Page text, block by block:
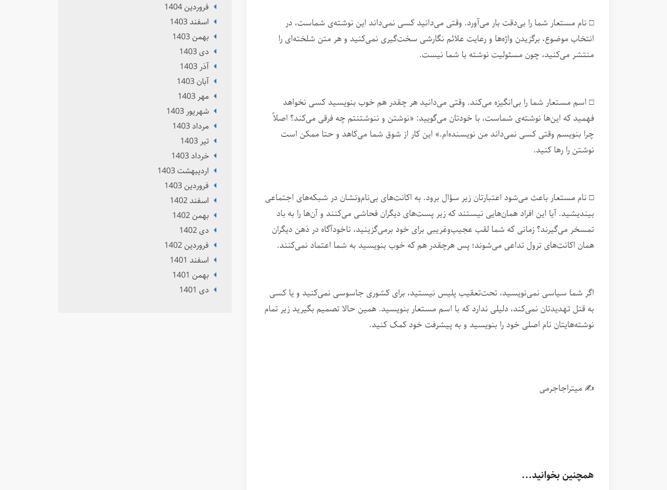
□ نام مستعار شما را بی‌دقت بار می‌آورد. وقتی می‌دانید کسی نمی‌داند این نوشته‌ی شماست، در
انتخاب موضوع، برگزیدن واژه‌ها و رعایت علائم نگارشی سخت‌گیری نمی‌کنید و هر متن شلخته‌ای را
منتشر می‌کنید، چون مسئولیت نوشته با شما نیست.
□ اسم مستعار شما را بی‌انگیزه می‌کند. وقتی می‌دانید هر چقدر هم خوب بنویسید کسی نخواهد
فهمید که این‌ها نوشته‌ی شماست، با خودتان می‌گویید: «نوشتن و ننوشتنتم چه فرقی می‌کند؟ اصلاً
چرا بنویسم وقتی کسی نمی‌داند من نویسنده‌ام.» این کار از شوق شما می‌کاهد و حتا ممکن است
نوشتن را رها کنید.
□ نام مستعار باعث می‌شود اعتبارتان زیر سؤال برود. به اکانت‌های بی‌نام‌ونشان در شبکه‌های اجتماعی
بیندیشید. آیا این افراد همان‌هایی نیستند که زیر پست‌های دیگران فحاشی می‌کنند و آن‌ها را به باد
تمسخر می‌گیرند؟ زمانی که شما لقب عجیب‌وغریبی برای خود برمی‌گزینید، ناخودآگاه در ذهن دیگران
همان‌ اکانت‌های ترول تداعی می‌شوند؛ پس هرچقدر هم که خوب بنویسید به شما اعتماد نمی‌کنند.
اگر شما سیاسی نمی‌نویسید، تحت‌تعقیب پلیس نیستید، برای کشوری جاسوسی نمی‌کنید و یا کسی
به قتل تهدیدتان نمی‌کند، دلیلی ندارد که با اسم مستعار بنویسید. همین حالا تصمیم بگیرید زیر تمام
نوشته‌هایتان نام اصلی خود را بنویسید و به پیشرفت خود کمک کنید.
✍️ میتراجاجرمی
همچنین بخوانید...
فروردین 1404
اسفند 1403
بهمن 1403
دی 1403
آذر 1403
آبان 1403
مهر 1403
شهریور 1403
مرداد 1403
تير 1403
خرداد 1403
ارديبهشت 1403
فروردین 1403
اسفند 1402
بهمن 1402
دی 1402
فروردین 1402
اسفند 1401
بهمن 1401
دی 1401